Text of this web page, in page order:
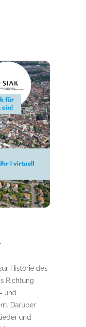
Historie des
Richtung
und
Darüber
und